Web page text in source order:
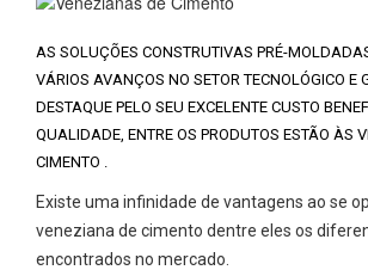
AS SOLUÇÕES CONSTRUTIVAS PRÉ-
VÁRIOS AVANÇOS NO SETOR TECNOLÓGICO E
DESTAQUE PELO SEU EXCELENTE CUSTO
QUALIDADE, ENTRE OS PRODUTOS ESTÃO ÀS
CIMENTO .
Existe uma infinidade de vantagens ao se
veneziana de cimento dentre eles os
encontrados no mercado.